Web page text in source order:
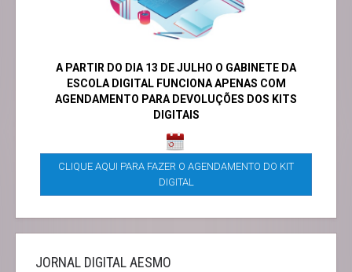
A PARTIR DO DIA 13 DE JULHO O GABINETE DA
ESCOLA DIGITAL FUNCIONA APENAS COM
AGENDAMENTO PARA DEVOLUÇÕES DOS KITS
DIGITAIS
CLIQUE AQUI PARA FAZER O AGENDAMENTO DO KIT
DIGITAL
JORNAL DIGITAL AESMO